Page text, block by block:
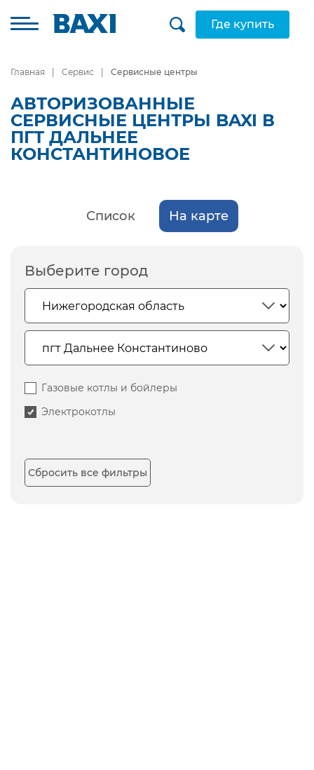
Где купить
Главная Сервис Сервисные центры
АВТОРИЗОВАННЫЕ
СЕРВИСНЫЕ ЦЕНТРЫ BAXI В
ПГТ ДАЛЬНЕЕ
КОНСТАНТИНОВОЕ
Список На карте
Выберите город
Газовые котлы и бойлеры
Электрокотлы
Сбросить все фильтры